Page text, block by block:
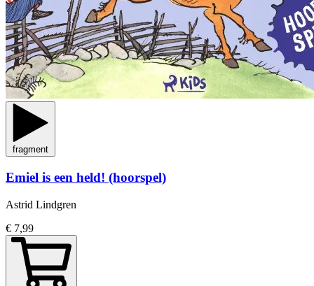
fragment
Emiel is een held! (hoorspel)
Astrid Lindgren
€ 7,99